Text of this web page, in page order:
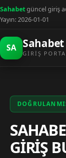
Sahabetgüncel giriş
Yayın: 2026-01-01
SA Sahabet
GIRIŞ
GİRİŞ